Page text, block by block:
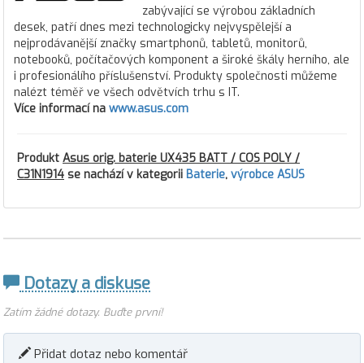
zabývající se výrobou základních
desek, patří dnes mezi technologicky nejvyspělejší a
nejprodávanější značky smartphonů, tabletů, monitorů,
notebooků, počítačových komponent a široké škály herního, ale
i profesionálího příslušenství. Produkty společnosti můžeme
nalézt téměř ve všech odvětvích trhu s IT.
Více informací na www.asus.com
Produkt Asus orig. baterie UX435 BATT / COS POLY /
C31N1914 se nachází v kategorii Baterie, výrobce ASUS
Dotazy a diskuse
Zatím žádné dotazy. Buďte první!
Přidat dotaz nebo komentář